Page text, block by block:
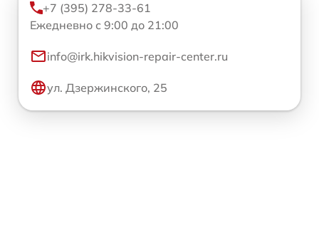
+7 (395) 278-33-61
Ежедневно с 9:00 до 21:00
info@irk.hikvision-repair-center.ru
ул. Дзержинского, 25